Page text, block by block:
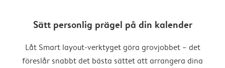
Sätt personlig prägel på din kalender
Låt Smart layout-verktyget göra grovjobbet – det
föreslår snabbt det bästa sättet att arrangera dina